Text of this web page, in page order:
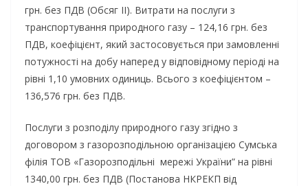
грн. без ПДВ (Обсяг ІІ). Витрати на послуги з
транспортування природного газу – 124,16 грн. без
ПДВ, коефіцієнт, який застосовується при замовленні
потужності на добу наперед у відповідному періоді на
рівні 1,10 умовних одиниць. Всього з коефіцієнтом –
136,576 грн. без ПДВ.
Послуги з розподілу природного газу згідно з
договором з газорозподільною організацією Сумська
філія ТОВ «Газорозподільні мережі України” на рівні
1340,00 грн. без ПДВ (Постанова НКРЕКП від